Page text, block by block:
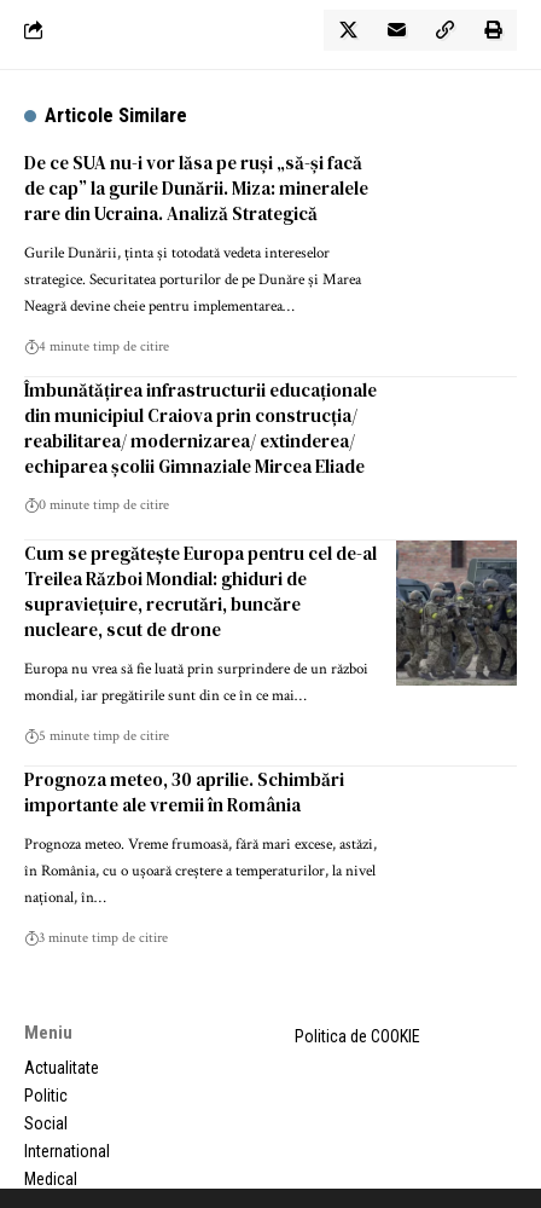
Articole Similare
De ce SUA nu-i vor lăsa pe ruși „să-și facă
de cap” la gurile Dunării. Miza: mineralele
rare din Ucraina. Analiză Strategică
Gurile Dunării, ținta și totodată vedeta intereselor
strategice. Securitatea porturilor de pe Dunăre și Marea
Neagră devine cheie pentru implementarea…
4 minute timp de citire
Îmbunătățirea infrastructurii educaționale
din municipiul Craiova prin construcția/
reabilitarea/ modernizarea/ extinderea/
echiparea școlii Gimnaziale Mircea Eliade
0 minute timp de citire
Cum se pregătește Europa pentru cel de-al
Treilea Război Mondial: ghiduri de
supraviețuire, recrutări, buncăre
nucleare, scut de drone
Europa nu vrea să fie luată prin surprindere de un război
mondial, iar pregătirile sunt din ce în ce mai…
5 minute timp de citire
Prognoza meteo, 30 aprilie. Schimbări
importante ale vremii în România
Prognoza meteo. Vreme frumoasă, fără mari excese, astăzi,
în România, cu o ușoară creștere a temperaturilor, la nivel
național, în…
3 minute timp de citire
Meniu
Actualitate
Politic
Social
International
Medical
Politica de COOKIE